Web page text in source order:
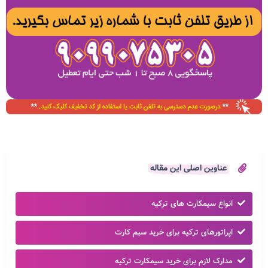
عناوین اصلی این مقاله
انواع سیمکارت های ترکیه
اپراتورهای ترکیه برای خرید سیم کارت
مدارک لازم برای خرید سیمکارت ترکیه